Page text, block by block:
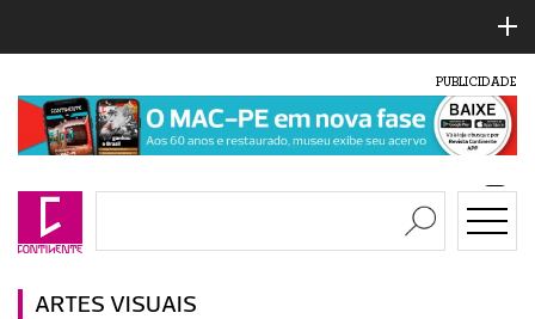
PUBLICIDADE
ARTES VISUAIS